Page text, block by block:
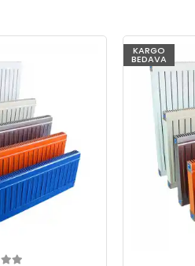
KARGO
BEDAVA